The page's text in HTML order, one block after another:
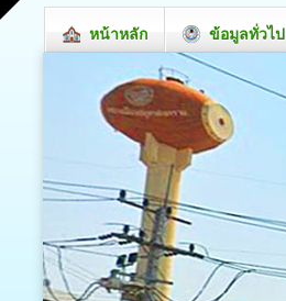
หน้าหลัก ข้อมูลทั่วไป